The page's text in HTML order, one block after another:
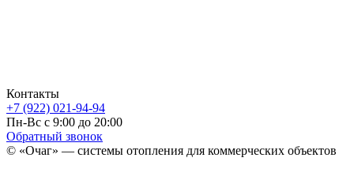
Контакты
+7 (922) 021-94-94
Пн-Вс с 9:00 до 20:00
Обратный звонок
© «Очаг» — системы отопления для коммерческих объектов